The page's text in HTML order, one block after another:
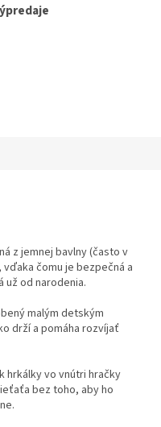
z jemnej bavlny (často v
čomu je bezpečná a
už od narodenia.
malým detským
drží a pomáha rozvíjať
hrkálky vo vnútri hračky
bez toho, aby ho